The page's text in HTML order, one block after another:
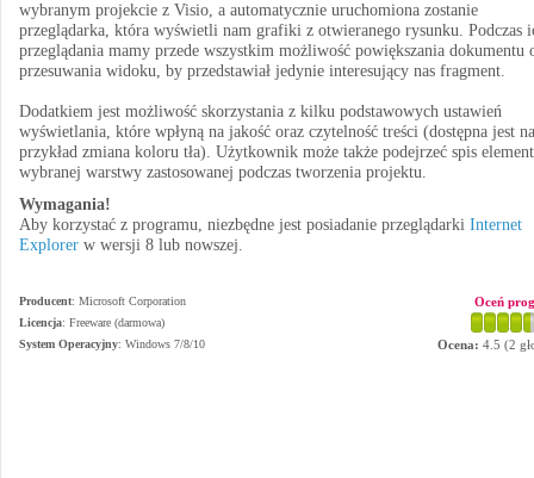
wybranym projekcie z Visio, a automatycznie uruchomiona zostanie
przeglądarka, która wyświetli nam grafiki z otwieranego rysunku. Podczas
przeglądania mamy przede wszystkim możliwość powiększania dokumentu
przesuwania widoku, by przedstawiał jedynie interesujący nas fragment.
Dodatkiem jest możliwość skorzystania z kilku podstawowych ustawień
wyświetlania, które wpłyną na jakość oraz czytelność treści (dostępna jest na
przykład zmiana koloru tła). Użytkownik może także podejrzeć spis
wybranej warstwy zastosowanej podczas tworzenia projektu.
Wymagania!
Aby korzystać z programu, niezbędne jest posiadanie przeglądarki Internet
Explorer w wersji 8 lub nowszej.
Producent: Microsoft Corporation
Licencja: Freeware (darmowa)
System Operacyjny: Windows 7/8/10
Oceń
Ocena: 4.5 (2